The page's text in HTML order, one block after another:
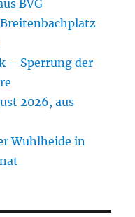
BVG
– Sperrung der
2026, aus
Wuhlheide in